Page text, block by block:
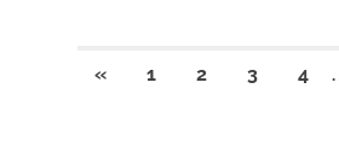
投
«前
1 2 3 4